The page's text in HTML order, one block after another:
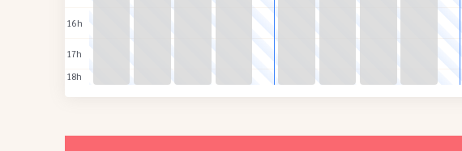
16h
17h
18h